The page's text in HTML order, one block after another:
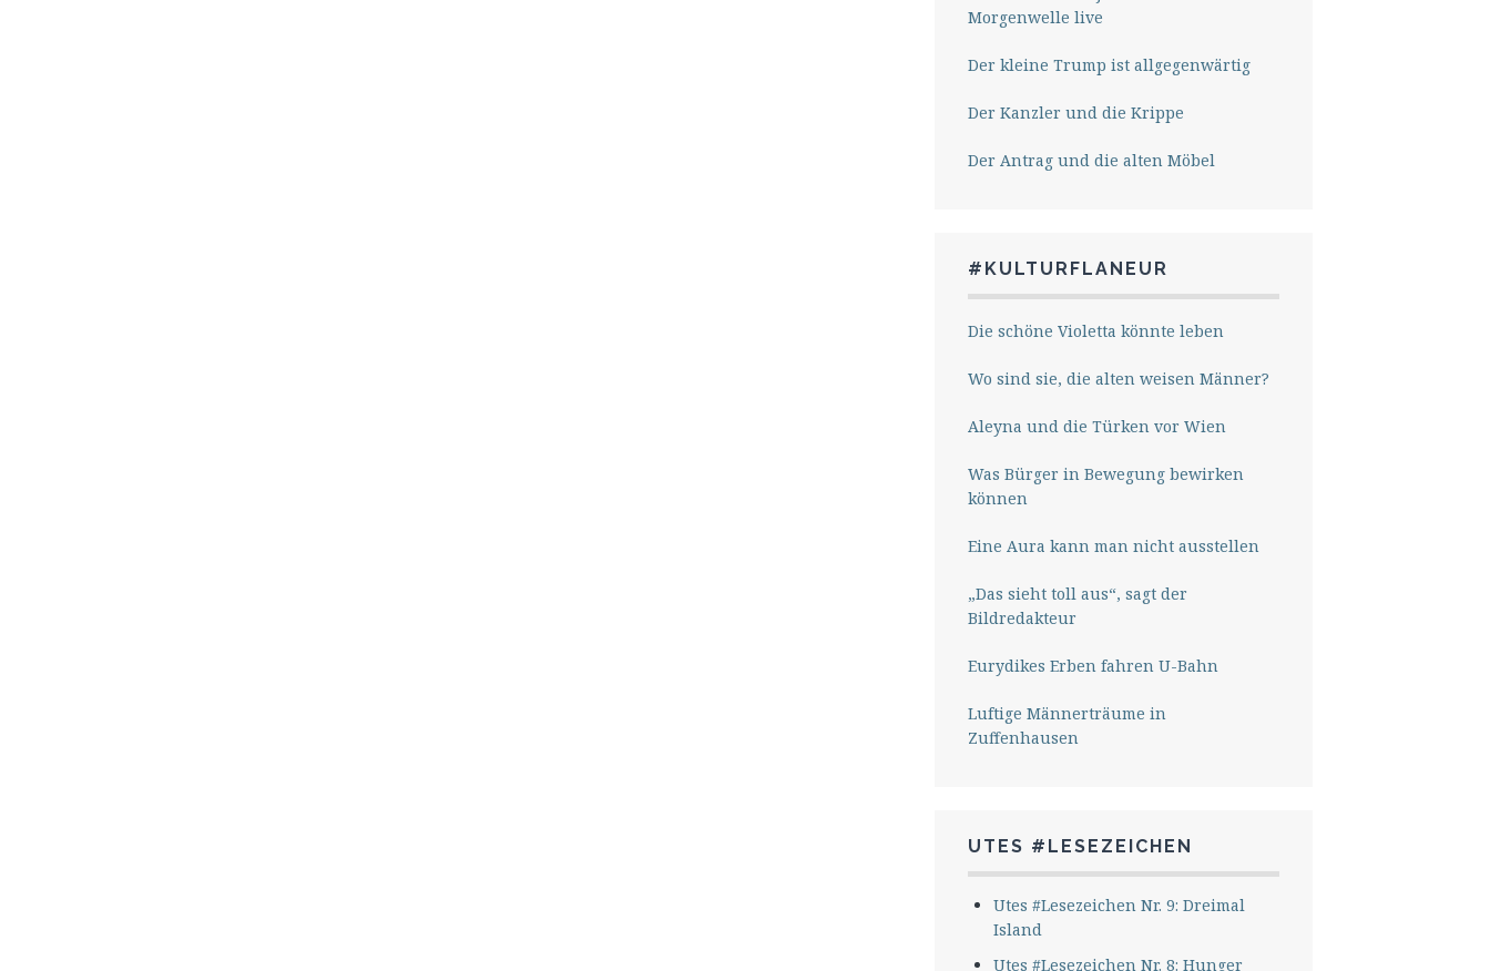
Morgenwelle live
Der kleine Trump ist allgegenwärtig
Der Kanzler und die Krippe
Der Antrag und die alten Möbel
#KULTURFLANEUR
Die schöne Violetta könnte leben
Wo sind sie, die alten weisen Männer?
Aleyna und die Türken vor Wien
Was Bürger in Bewegung bewirken
können
Eine Aura kann man nicht ausstellen
„Das sieht toll aus“, sagt der
Bildredakteur
Eurydikes Erben fahren U-Bahn
Luftige Männerträume in
Zuffenhausen
UTES #LESEZEICHEN
Utes #Lesezeichen Nr. 9: Dreimal
Island
Utes #Lesezeichen Nr. 8: Hunger